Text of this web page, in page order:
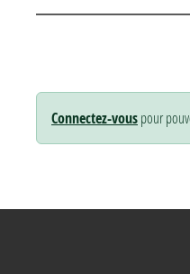
Connectez-vouspour